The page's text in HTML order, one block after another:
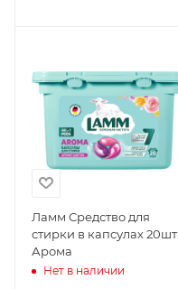
Ламм Средство для
стирки в капсулах 20шт
Арома
Нет в наличии